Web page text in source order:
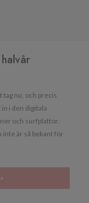
nu, och precis
i den digitala
och surfplattor.
är så bekant för